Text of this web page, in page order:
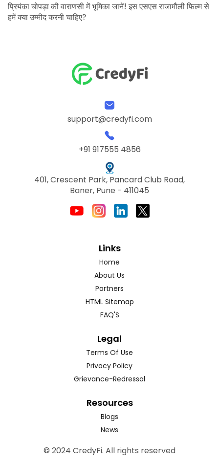
प्रियंका चोपड़ा की वाराणसी में भूमिका जानें! इस एसएस राजामौली फिल्म से
हमें क्या उम्मीद करनी चाहिए?
support@credyfi.com
+91 917555 4856
401, Crescent Park, Pancard Club Road,
Baner, Pune - 411045
Links
Home
About Us
Partners
HTML Sitemap
FAQ'S
Legal
Terms Of Use
Privacy Policy
Grievance-Redressal
Resources
Blogs
News
© 2024 CredyFi. All rights reserved